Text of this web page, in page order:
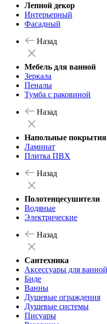
Лепной декор
Интерьерный
Фасадный
Назад
Мебель для ванной
Зеркала
Пеналы
Тумба с раковиной
Назад
Напольные покрытия
Ламинат
Плитка ПВХ
Назад
Полотенцесушители
Водяные
Электрические
Назад
Сантехника
Аксессуары для ванной
Биде
Ванны
Душевые ограждения
Душевые системы
Писуары